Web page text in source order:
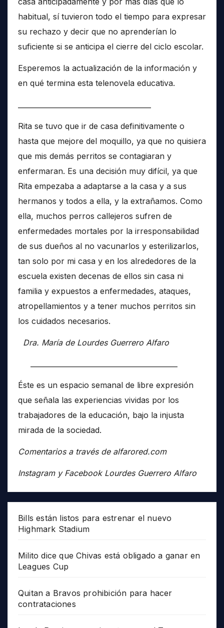
habitual, sí tuvieron todo el tiempo para expresar
su rechazo y decir que no aprenderían lo
suficiente si se anticipa el cierre del ciclo escolar.
Esperemos la actualización de la información y
en qué termina esta telenovela educativa.
Rita se tuvo que ir de casa definitivamente o
hasta que mejore del moquillo, ya que no quisiera
que mis demás perritos se contagiaran y
enfermaran. Es una decisión muy difícil, ya que
Rita empezaba a adaptarse a la casa y a sus
hermanos y todos a ella, y la extrañamos. Como
ella, muchos perros callejeros sufren de
enfermedades mortales por la irresponsabilidad
de sus dueños al no vacunarlos y esterilizarlos,
tan solo por mi casa y en los alrededores de la
escuela existen decenas de ellos sin casa ni
familia y expuestos a enfermedades, ataques,
atropellamientos y a tener muchos perritos sin
los cuidados necesarios.
Dra. María de Lourdes Guerrero Alfaro
Éste es un espacio semanal de libre expresión
que señala las experiencias vividas por los
trabajadores de la educación, bajo la injusta
mirada de la sociedad.
Comentarios a través de alfarored.com
Instagram y Facebook Lourdes Guerrero Alfaro
Bills están listos para estrenar el nuevo
Highmark Stadium
Milito dice que Chivas está obligado a ganar en
Leagues Cup
Quitan a Bravos prohibición para hacer
contrataciones